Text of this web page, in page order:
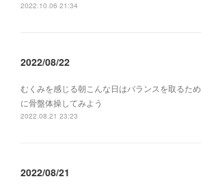
2022.10.06 21:34
2022/08/22
むくみを感じる朝こんな日はバランスを取るため
に骨盤体操してみよう
2022.08.21 23:23
2022/08/21